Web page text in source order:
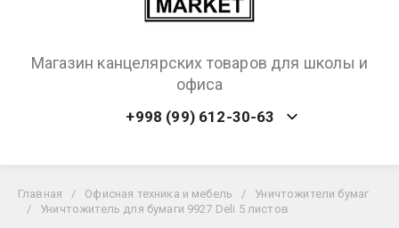
Магазин канцелярских товаров для школы и
офиса
+998 (99) 612-30-63
Главная / Офисная техника и мебель /
Уничтожители бумаг
/
Уничтожитель для бумаги 9927 Deli 5 листов